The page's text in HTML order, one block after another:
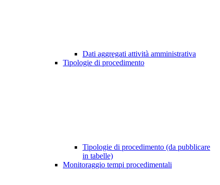
Dati aggregati attività amministrativa
Tipologie di procedimento
Tipologie di procedimento (da pubblicare
in tabelle)
Monitoraggio tempi procedimentali